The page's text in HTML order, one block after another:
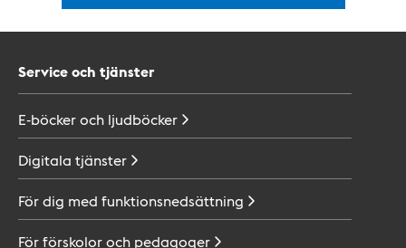
Service och tjänster
E-böcker och ljudböcker
Digitala tjänster
För dig med funktionsnedsättning
För förskolor och pedagoger